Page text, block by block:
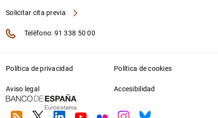
Solicitar cita previa
Teléfono: 91 338 50 00
Política de privacidad Política de cookies
Aviso legal Accesibilidad